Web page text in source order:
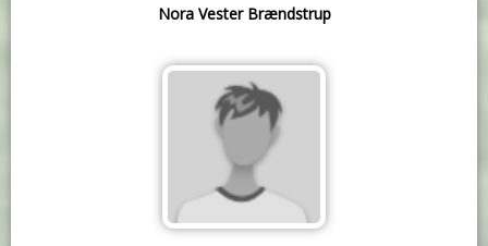
Nora Vester Brændstrup